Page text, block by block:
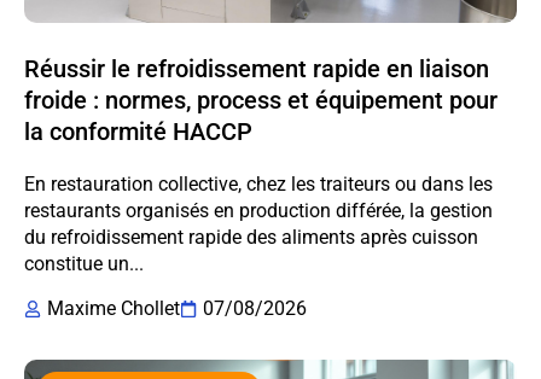
Réussir le refroidissement rapide en liaison
froide : normes, process et équipement pour
la conformité HACCP
En restauration collective, chez les traiteurs ou dans les
restaurants organisés en production différée, la gestion
du refroidissement rapide des aliments après cuisson
constitue un...
Maxime Chollet
07/08/2026